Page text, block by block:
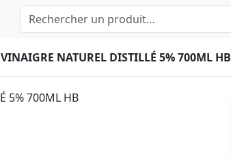
VINAIGRE NATUREL DISTILLÉ 5% 700ML HB